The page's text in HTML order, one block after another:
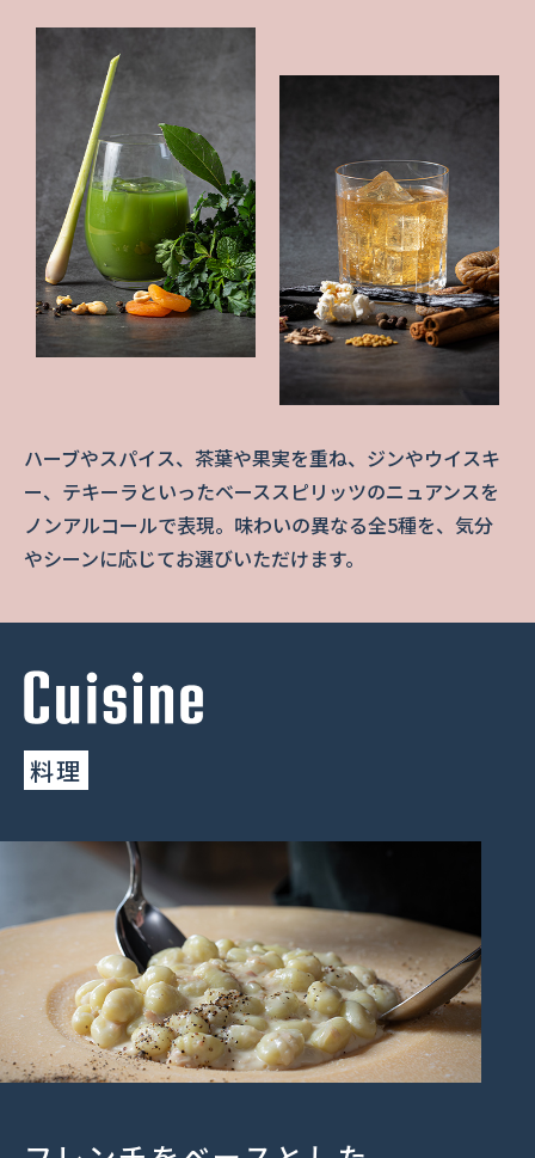
ハーブやスパイス、茶葉や果実を重ね、ジンやウイスキ
ー、テキーラといったベーススピリッツのニュアンスを
ノンアルコールで表現。味わいの異なる全5種を、気分
やシーンに応じてお選びいただけます。
料理